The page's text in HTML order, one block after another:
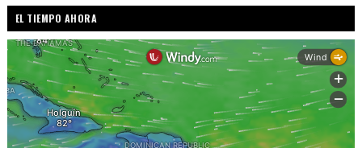
EL TIEMPO AHORA